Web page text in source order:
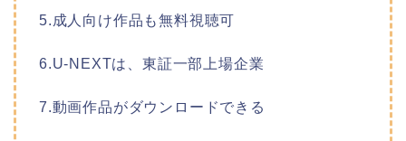
5.成人向け作品も無料視聴可
6.U-NEXTは、東証一部上場企業
7.動画作品がダウンロードできる